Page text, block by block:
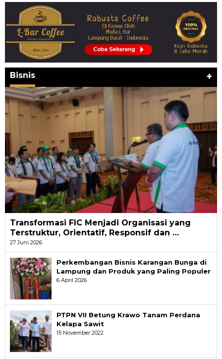
Bisnis +
Transformasi FIC Menjadi Organisasi yang
Terstruktur, Orientatif, Responsif dan …
27 Juni 2026
Perkembangan Bisnis Karangan Bunga di
Lampung dan Produk yang Paling Populer
6 April 2026
PTPN VII Betung Krawo Tanam Perdana
Kelapa Sawit
15 November 2022